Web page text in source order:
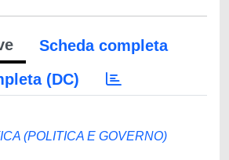
Scheda completa
(DC)
(POLITICA E GOVERNO)